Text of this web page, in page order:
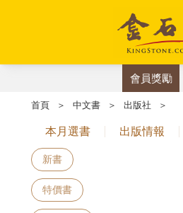
會員獎勵
首頁 ＞ 中文書 ＞ 出版社 ＞
本月選書 出版情報
新書
特價書